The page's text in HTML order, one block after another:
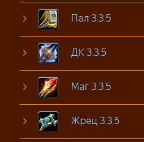
Пал 3.3.5
ДК 3.3.5
Маг 3.3.5
Жрец 3.3.5